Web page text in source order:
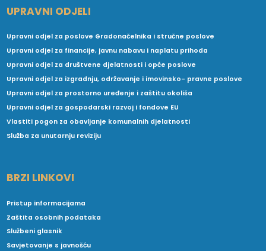
UPRAVNI ODJELI
Upravni odjel za poslove Gradonačelnika i stručne poslove
Upravni odjel za financije, javnu nabavu i naplatu prihoda
Upravni odjel za društvene djelatnosti i opće poslove
Upravni odjel za izgradnju, održavanje i imovinsko- pravne poslove
Upravni odjel za prostorno uređenje i zaštitu okoliša
Upravni odjel za gospodarski razvoj i fondove EU
Vlastiti pogon za obavljanje komunalnih djelatnosti
Služba za unutarnju reviziju
BRZI LINKOVI
Pristup informacijama
Zaštita osobnih podataka
Službeni glasnik
Savjetovanje s javnošću